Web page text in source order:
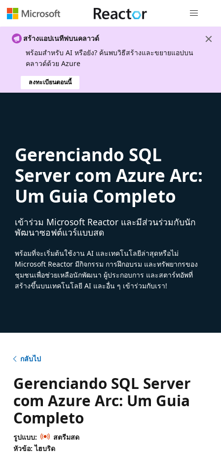
สร้างแอปเนทีฟบนคลาวด์
พร้อมสําหรับ AI หรือยัง? ค้นพบวิธีสร้างและขยายแอปบน
คลาวด์ด้วย Azure
ลงทะเบียนตอนนี้
Gerenciando SQL
Server com Azure Arc:
Um Guia Completo
เข้าร่วม Microsoft Reactor และมีส่วนร่วมกับนัก
พัฒนาซอฟต์แวร์แบบสด
พร้อมที่จะเริ่มต้นใช้งาน AI และเทคโนโลยีล่าสุดหรือไม่
Microsoft Reactor มีกิจกรรม การฝึกอบรม และทรัพยากรของ
ชุมชนเพื่อช่วยเหลือนักพัฒนา ผู้ประกอบการ และสตาร์ทอัพที่
สร้างขึ้นบนเทคโนโลยี AI และอื่น ๆ เข้าร่วมกับเรา!
กลับไป
Gerenciando SQL Server
com Azure Arc: Um Guia
Completo
รูปแบบ:
สตรีมสด
หัวข้อ: ไฮบริด